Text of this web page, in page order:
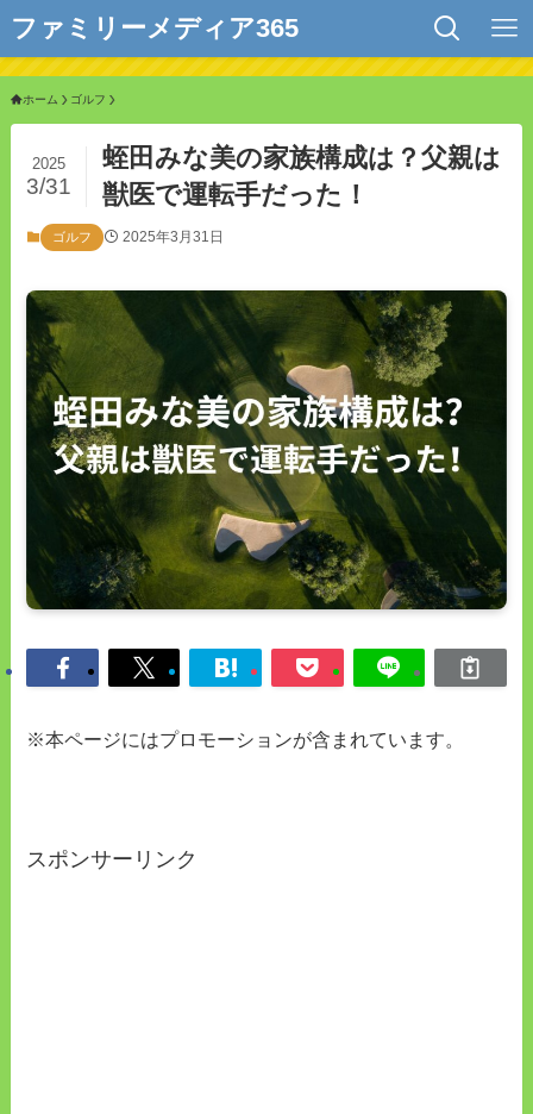
ファミリーメディア365
ホーム ゴルフ
蛭田みな美の家族構成は？父親は
獣医で運転手だった！
2025
3/31
ゴルフ 2025年3月31日
※本ページにはプロモーションが含まれています。
スポンサーリンク